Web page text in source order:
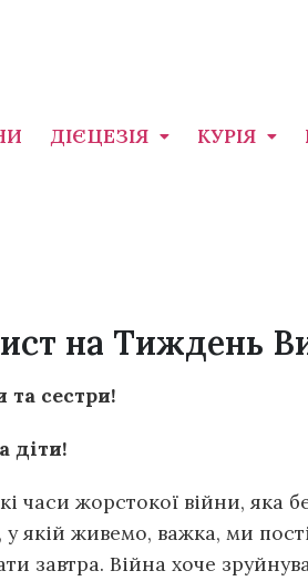
ДІЄЦЕЗІЯ КУРІЯ
на Тиждень
та сестри!
діти!
часи жорстокої війни, яка
у якій живемо, важка, ми
завтра. Війна хоче